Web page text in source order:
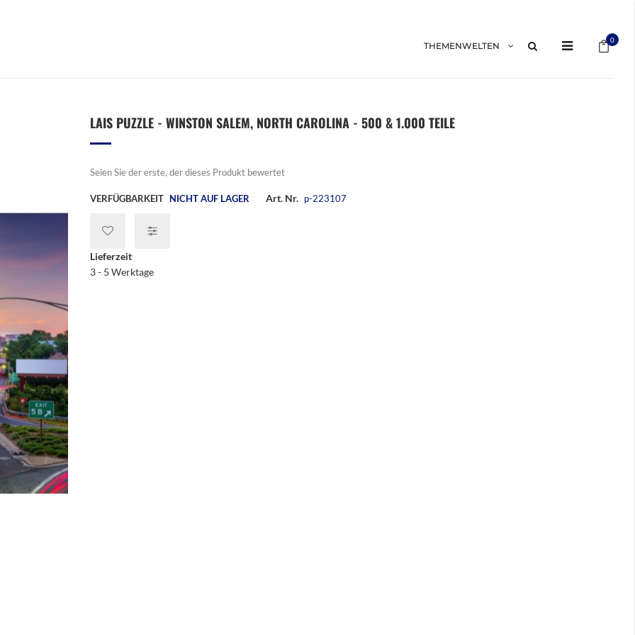
0
THEMENWELTEN
LAIS PUZZLE - WINSTON SALEM, NORTH CAROLINA - 500 & 1.000 TEILE
Seien Sie der erste, der dieses Produkt bewertet
VERFÜGBARKEIT NICHT AUF LAGER Art. Nr. p-223107
Lieferzeit
3 - 5 Werktage